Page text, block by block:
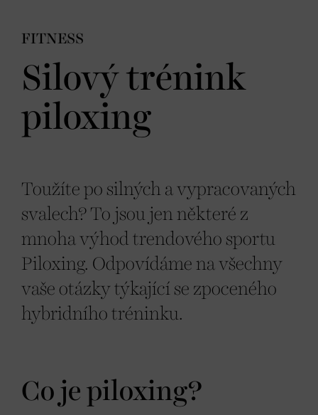
FITNESS
Silový trénink
piloxing
Toužíte po silných a vypracovaných
svalech? To jsou jen některé z
mnoha výhod trendového sportu
Piloxing. Odpovídáme na všechny
vaše otázky týkající se zpoceného
hybridního tréninku.
Co je piloxing?